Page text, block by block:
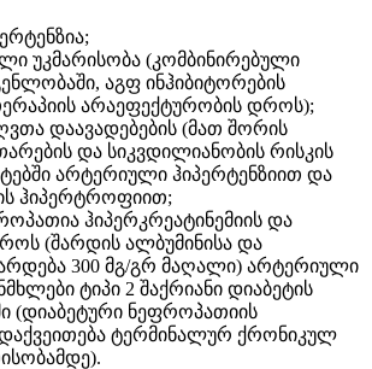
უკმარისობა (კომბინირებული
აგფ ინჰიბიტორების
არაეფექტურობის დროს);
დაავადებების (მათ შორის
და სიკვდილიანობის რისკის
არტერიული ჰიპერტენზიით და
ჰიპერტროფიით;
ჰიპერკრეატინემიის და
(შარდის ალბუმინისა და
300 მგ/გრ მაღალი) არტერიული
ტიპი 2 შაქრიანი დიაბეტის
(დიაბეტური ნეფროპათიის
ტერმინალურ ქრონიკულ